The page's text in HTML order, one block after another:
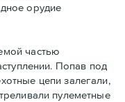
орудие
частью
Попав под
цепи залегали,
пулеметные